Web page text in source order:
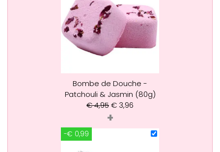
Bombe de Douche -
Patchouli & Jasmin (80g)
€4,95€ 3,96
+
-€ 0,99